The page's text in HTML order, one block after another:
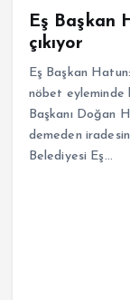
Eş Başkan
çıkıyor
Eş Başkan
nöbet eyleminde
Başkanı Doğan
demeden
Belediyesi Eş…